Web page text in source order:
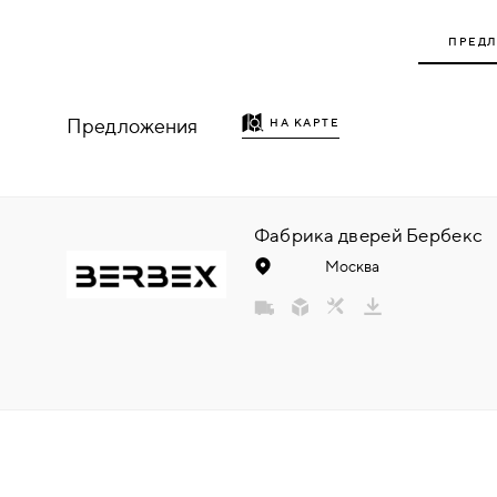
ПОВОРОТНЫЕ РУЧКИ/WC-
Предложения НА КАРТЕ
Фабрика дверей Бербекс
Москва